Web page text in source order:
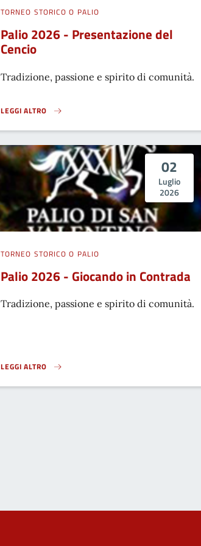
TORNEO STORICO O PALIO
Palio 2026 - Presentazione del
Cencio
Tradizione, passione e spirito di comunità.
LEGGI ALTRO
PALIO 2026 - PRESENTAZIONE DEL CENCIO}
02
Luglio
2026
TORNEO STORICO O PALIO
Palio 2026 - Giocando in Contrada
Tradizione, passione e spirito di comunità.
LEGGI ALTRO
PALIO 2026 - GIOCANDO IN CONTRADA}